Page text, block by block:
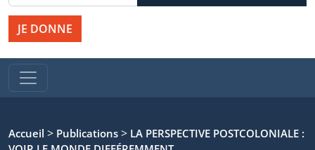
JE DONNE
Accueil > Publications > LA PERSPECTIVE POSTCOLONIALE :